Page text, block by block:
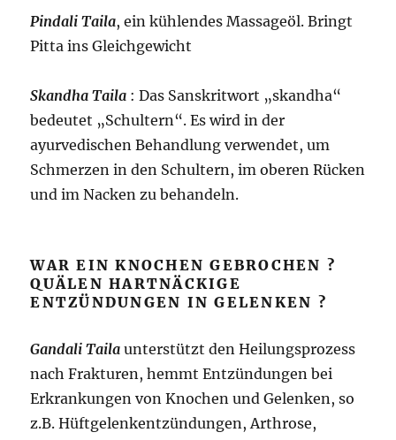
Pindali Taila, ein kühlendes Massageöl. Bringt
Pitta ins Gleichgewicht
Skandha Taila : Das Sanskritwort „skandha“
bedeutet „Schultern“. Es wird in der
ayurvedischen Behandlung verwendet, um
Schmerzen in den Schultern, im oberen Rücken
und im Nacken zu behandeln.
WAR EIN KNOCHEN GEBROCHEN ?
QUÄLEN HARTNÄCKIGE
ENTZÜNDUNGEN IN GELENKEN ?
Gandali Taila unterstützt den Heilungsprozess
nach Frakturen, hemmt Entzündungen bei
Erkrankungen von Knochen und Gelenken, so
z.B. Hüftgelenkentzündungen, Arthrose,